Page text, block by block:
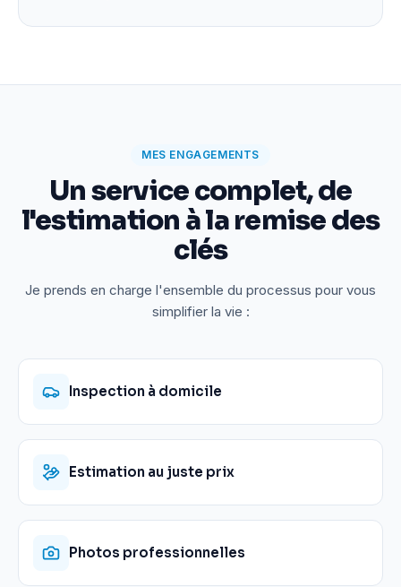
MES ENGAGEMENTS
Un service complet, de
l'estimation à la remise des
clés
Je prends en charge l'ensemble du processus pour vous
simplifier la vie :
Inspection à domicile
Estimation au juste prix
Photos professionnelles